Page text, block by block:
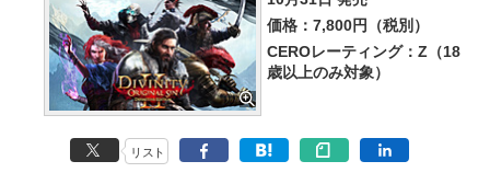
価格：7,800円（税別）
CEROレーティング：Z（18
歳以上のみ対象）
リスト